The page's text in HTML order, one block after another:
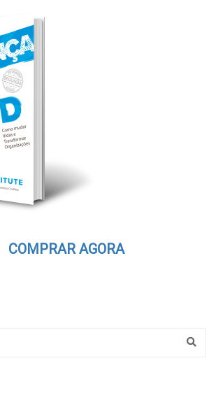
COMPRAR AGORA